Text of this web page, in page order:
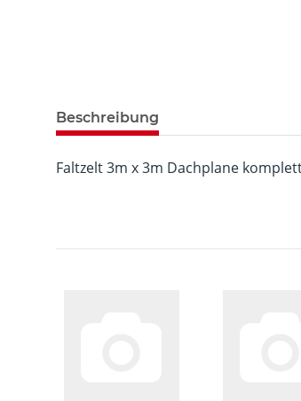
Beschreibung
Faltzelt 3m x 3m Dachplane